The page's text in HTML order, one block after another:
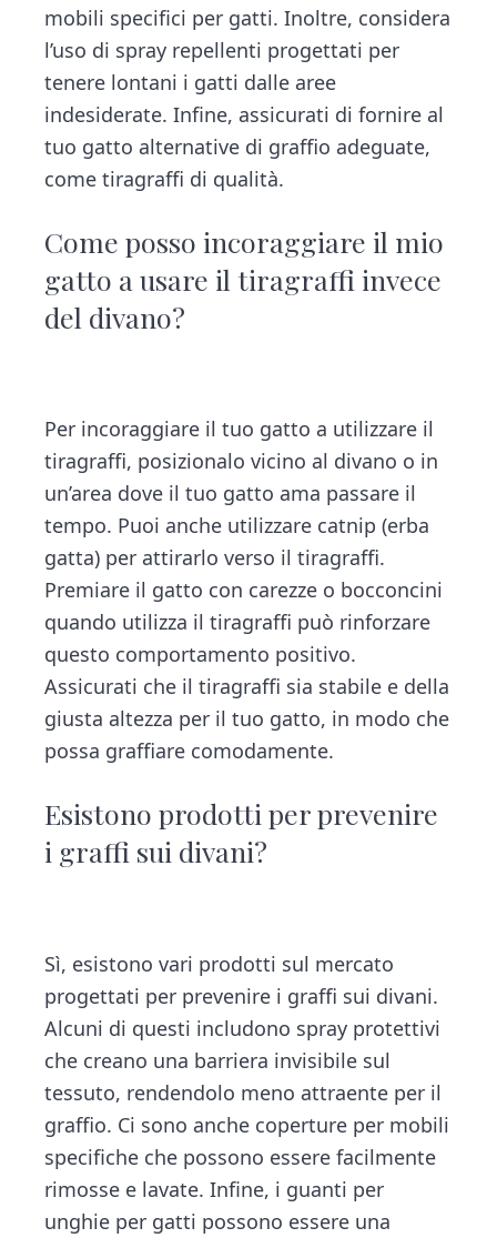
mobili specifici per gatti. Inoltre, considera
l’uso di spray repellenti progettati per
tenere lontani i gatti dalle aree
indesiderate. Infine, assicurati di fornire al
tuo gatto alternative di graffio adeguate,
come tiragraffi di qualità.
Come posso incoraggiare il mio
gatto a usare il tiragraffi invece
del divano?
Per incoraggiare il tuo gatto a utilizzare il
tiragraffi, posizionalo vicino al divano o in
un’area dove il tuo gatto ama passare il
tempo. Puoi anche utilizzare catnip (erba
gatta) per attirarlo verso il tiragraffi.
Premiare il gatto con carezze o bocconcini
quando utilizza il tiragraffi può rinforzare
questo comportamento positivo.
Assicurati che il tiragraffi sia stabile e della
giusta altezza per il tuo gatto, in modo che
possa graffiare comodamente.
Esistono prodotti per prevenire
i graffi sui divani?
Sì, esistono vari prodotti sul mercato
progettati per prevenire i graffi sui divani.
Alcuni di questi includono spray protettivi
che creano una barriera invisibile sul
tessuto, rendendolo meno attraente per il
graffio. Ci sono anche coperture per mobili
specifiche che possono essere facilmente
rimosse e lavate. Infine, i guanti per
unghie per gatti possono essere una